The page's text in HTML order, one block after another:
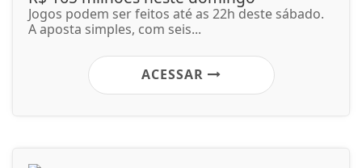
Jogos podem ser feitos até as 22h deste sábado.
A aposta simples, com seis...
ACESSAR